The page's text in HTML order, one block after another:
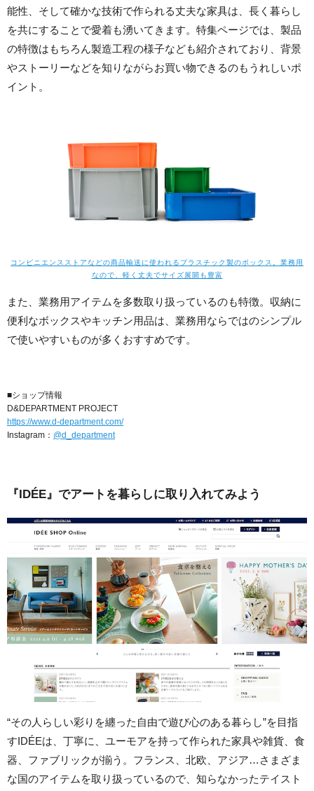
能性、そして確かな技術で作られる丈夫な家具は、長く暮らし
を共にすることで愛着も湧いてきます。特集ページでは、製品
の特徴はもちろん製造工程の様子なども紹介されており、背景
やストーリーなどを知りながらお買い物できるのもうれしいポ
イント。
コンビニエンスストアなどの商品輸送に使われるプラスチック製のボックス。業務用
なので、軽く丈夫でサイズ展開も豊富
また、業務用アイテムを多数取り扱っているのも特徴。収納に
便利なボックスやキッチン用品は、業務用ならではのシンプル
で使いやすいものが多くおすすめです。
■ショップ情報
D&DEPARTMENT PROJECT
https://www.d-department.com/
Instagram： @d_department
『IDÉE』でアートを暮らしに取り入れてみよう
“その人らしい彩りを纏った自由で遊び心のある暮らし”を目指
すIDÉEは、丁寧に、ユーモアを持って作られた家具や雑貨、食
器、ファブリックが揃う。フランス、北欧、アジア…さまざま
な国のアイテムを取り扱っているので、知らなかったテイスト